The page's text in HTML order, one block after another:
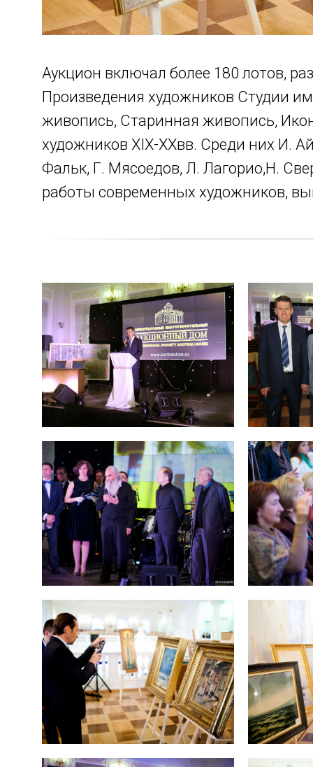
Аукцион включал более 180 лотов,
Произведения художников Студии
живопись, Старинная живопись,
художников XIX-XXвв. Среди них И.
Фальк, Г. Мясоедов, Л. Лагорио,Н.
работы современных художников,